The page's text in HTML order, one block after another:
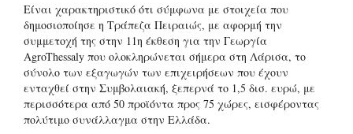
Είναι χαρακτηριστικό ότι σύμφωνα με στοιχεία που
δημοσιοποίησε η Τράπεζα Πειραιώς, με αφορμή την
συμμετοχή της στην 11η έκθεση για την Γεωργία
AgroThessaly που ολοκληρώνεται σήμερα στη Λάρισα, το
σύνολο των εξαγωγών των επιχειρήσεων που έχουν
ενταχθεί στην Συμβολαιακή, ξεπερνά το 1,5 δισ. ευρώ, με
περισσότερα από 50 προϊόντα προς 75 χώρες, εισφέροντας
πολύτιμο συνάλλαγμα στην Ελλάδα.